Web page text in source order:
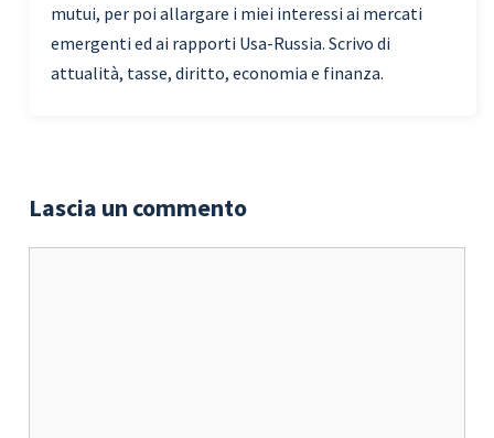
mutui, per poi allargare i miei interessi ai mercati
emergenti ed ai rapporti Usa-Russia. Scrivo di
attualità, tasse, diritto, economia e finanza.
Lascia un commento